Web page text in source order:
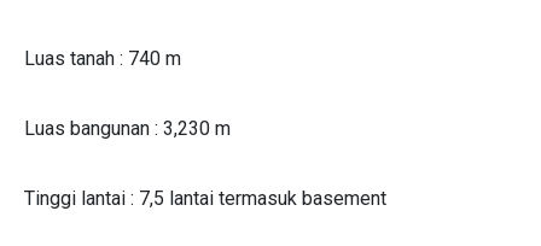
Luas tanah : 740 m
Luas bangunan : 3,230 m
Tinggi lantai : 7,5 lantai termasuk basement